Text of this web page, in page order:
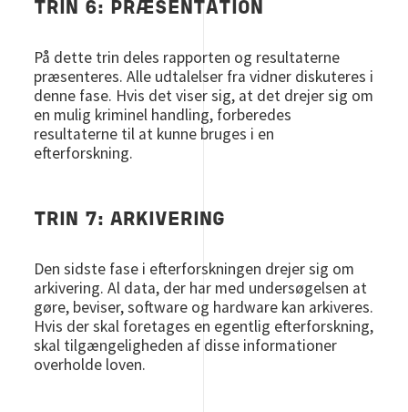
TRIN 6: PRÆSENTATION
På dette trin deles rapporten og resultaterne
præsenteres. Alle udtalelser fra vidner diskuteres i
denne fase. Hvis det viser sig, at det drejer sig om
en mulig kriminel handling, forberedes
resultaterne til at kunne bruges i en
efterforskning.
TRIN 7: ARKIVERING
Den sidste fase i efterforskningen drejer sig om
arkivering. Al data, der har med undersøgelsen at
gøre, beviser, software og hardware kan arkiveres.
Hvis der skal foretages en egentlig efterforskning,
skal tilgængeligheden af disse informationer
overholde loven.